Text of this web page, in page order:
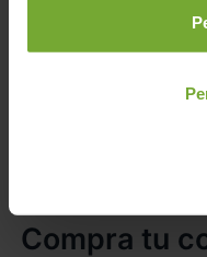
Te lo
Compra tu